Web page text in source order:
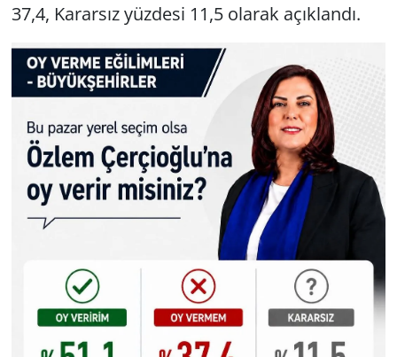
37,4, Kararsız yüzdesi 11,5 olarak açıklandı.